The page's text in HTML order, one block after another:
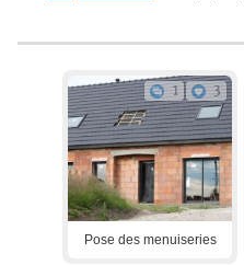
1 3
Pose des menuiseries